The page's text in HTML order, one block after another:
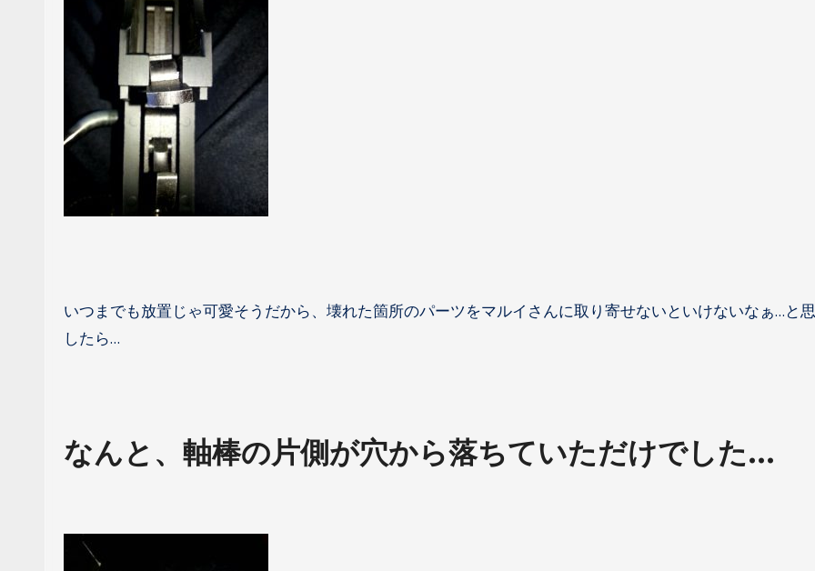
いつまでも放置じゃ可愛そうだから、壊れた箇所のパーツをマルイさんに取り寄せないといけないなぁ…と
したら…
なんと、軸棒の片側が穴から落ちていただけでした…